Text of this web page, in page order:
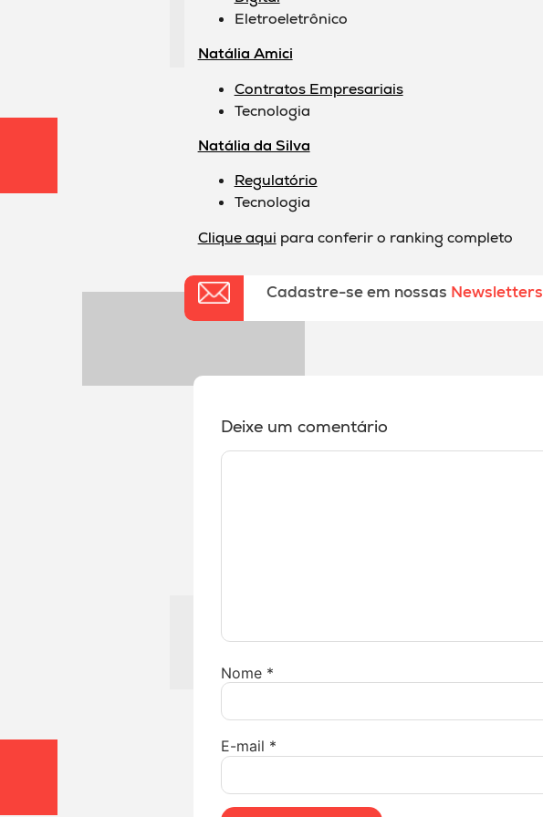
Eletroeletrônico
Natália Amici
Contratos Empresariais
Tecnologia
Natália da Silva
Regulatório
Tecnologia
Clique aqui para conferir o ranking completo
Cadastre-se em nossas Newsletters
Deixe um comentário
Nome *
E-mail *